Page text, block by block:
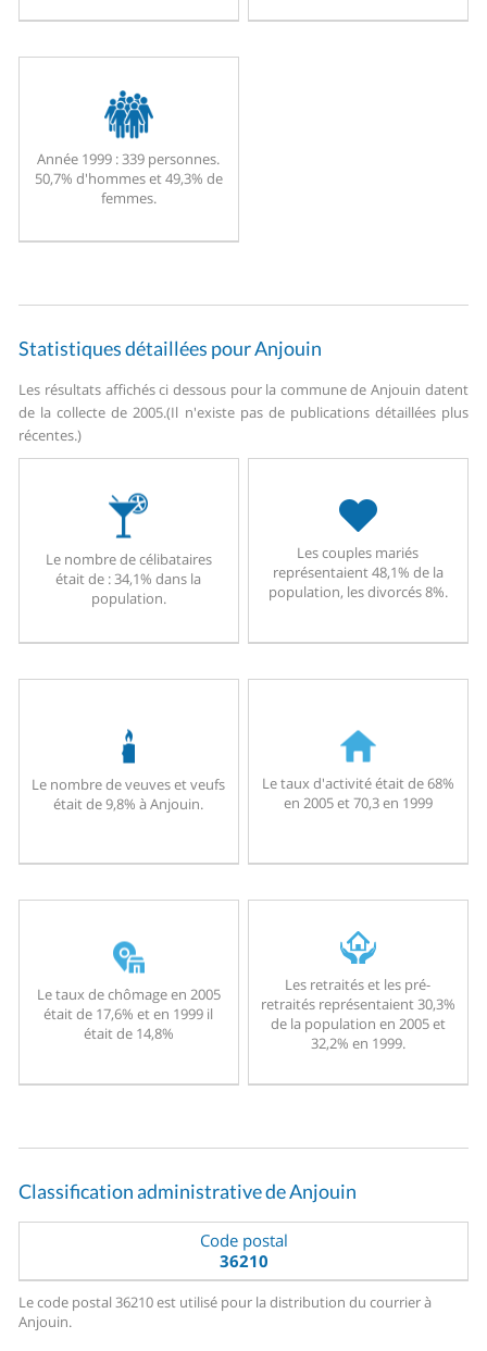
Année 1999 :339 personnes.
50,7% d'hommes et 49,3% de
femmes.
Statistiques détaillées pour Anjouin
Les résultats affichés ci dessous pour la commune de Anjouin datent
de la collecte de 2005.(Il n'existe pas de publications détaillées plus
récentes.)
Le nombre de célibataires
était de : 34,1% dans la
population.
Les couples mariés
représentaient 48,1% de la
population, les divorcés 8%.
Le nombre de veuves et veufs
était de 9,8% à Anjouin.
Le taux d'activité était de 68%
en 2005 et 70,3 en 1999
Le taux de chômage en 2005
était de 17,6% et en 1999 il
était de 14,8%
Les retraités et les pré-
retraités représentaient 30,3%
de la population en 2005 et
32,2% en 1999.
Classification administrative de Anjouin
Code postal
36210
Le code postal 36210 est utilisé pour la distribution du courrier à
Anjouin.